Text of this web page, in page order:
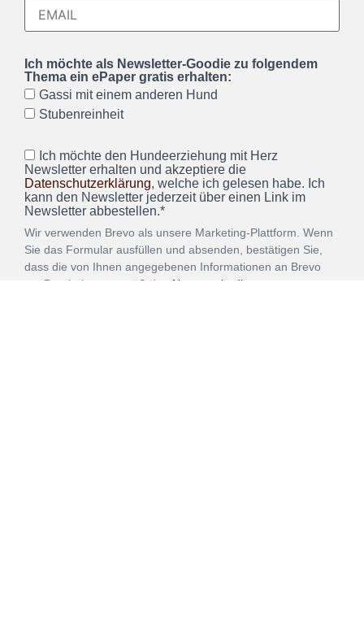
Ich möchte als Newsletter-Goodie zu folgendem
Thema ein ePaper gratis erhalten:
Gassi mit einem anderen Hund
Stubenreinheit
Ich möchte den Hundeerziehung mit Herz
Newsletter erhalten und akzeptiere die
Datenschutzerklärung, welche ich gelesen habe. Ich
kann den Newsletter jederzeit über einen Link im
Newsletter abbestellen.*
Wir verwenden Brevo als unsere Marketing-Plattform. Wenn
Sie das Formular ausfüllen und absenden, bestätigen Sie,
dass die von Ihnen angegebenen Informationen an Brevo
zur Bearbeitung gemäß den Nutzungsbedingungen